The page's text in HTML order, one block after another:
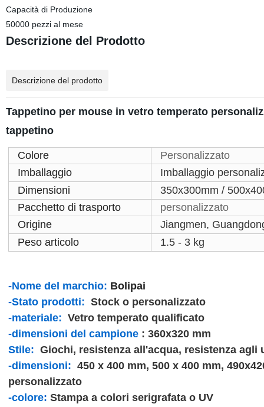
Capacità di Produzione
50000 pezzi al mese
Descrizione del Prodotto
Descrizione del prodotto
Tappetino per mouse in vetro temperato
tappetino
Colore
Personalizzato
Imballaggio
Imballaggio
Dimensioni
350x300mm /
Pacchetto di trasporto
personalizzato
Origine
Jiangmen,
Peso articolo
1.5 - 3 kg
-Nome del marchio: Bolipai
-Stato prodotti: Stock o personalizzato
-materiale: Vetro temperato qualificato
-dimensioni del campione : 360x320 mm
Stile: Giochi, resistenza all'acqua, resistenza agli
-dimensioni: 450 x 400 mm, 500 x 400 mm,
personalizzato
-colore: Stampa a colori serigrafata o UV